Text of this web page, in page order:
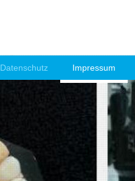
Datenschutz Impressum